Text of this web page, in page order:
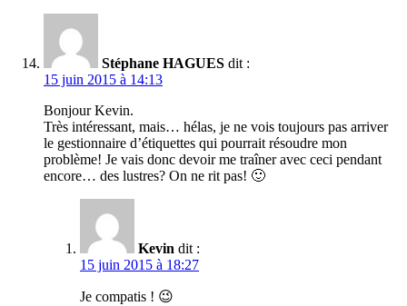
Stéphane HAGUES dit :
15 juin 2015 à 14:13
Bonjour Kevin.
Très intéressant, mais… hélas, je ne vois toujours pas arriver
le gestionnaire d’étiquettes qui pourrait résoudre mon
problème! Je vais donc devoir me traîner avec ceci pendant
encore… des lustres? On ne rit pas! 🙂
Kevin dit :
15 juin 2015 à 18:27
Je compatis ! 😉